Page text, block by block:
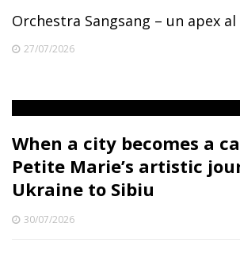
Orchestra Sangsang – un apex
27/07/2026
When a city becomes a
Petite Marie’s artistic
Ukraine to Sibiu
30/07/2026